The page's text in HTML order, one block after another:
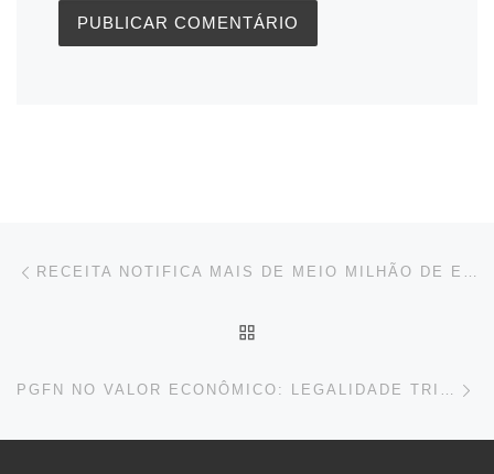
Navegação do post RECEITA NOTIFICA MAIS DE MEIO MILHÃO DE EMPRESAS COM DÉBITOS NO SIMPLES
PGFN NO VALOR ECONÔMICO: LEGALIDADE TRIBUTÁRIA E DELEGAÇÃO